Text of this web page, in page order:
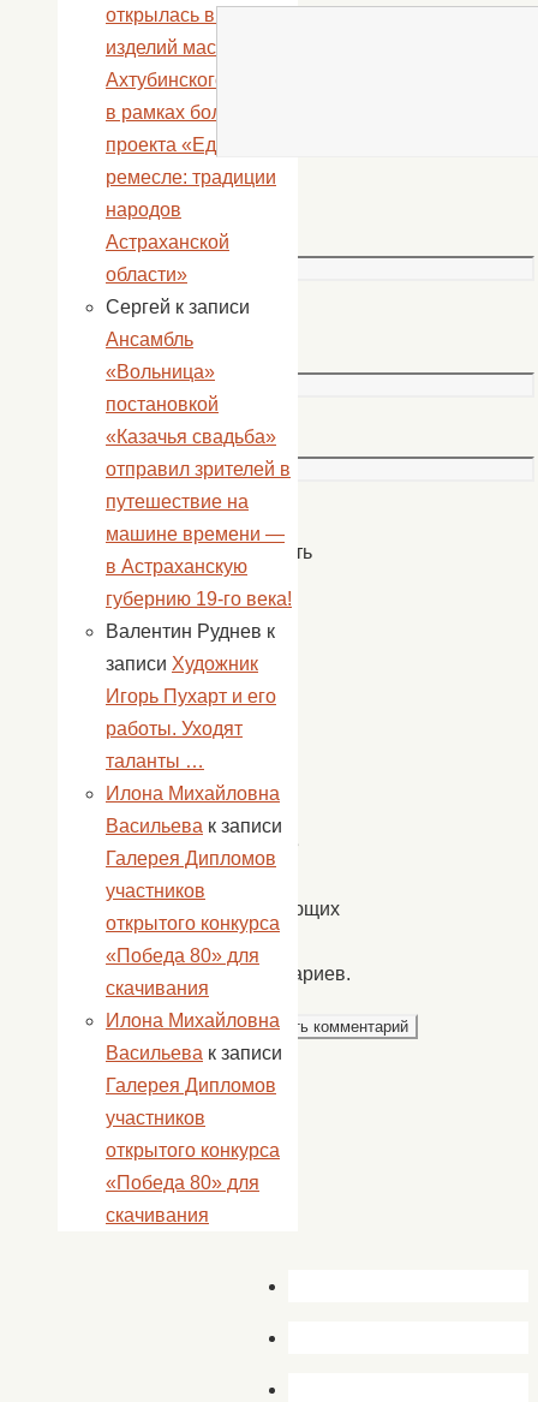
*
Email
Сайт
Сохранить
браузере
последующих
комментариев.
открылась выставка
изделий мастеров
Ахтубинского района
в рамках большого
проекта «Единство в
ремесле: традиции
народов
Астраханской
области»
Сергей к записи
Ансамбль
«Вольница»
постановкой
«Казачья свадьба»
отправил зрителей в
путешествие на
машине времени —
в Астраханскую
губернию 19-го века!
Валентин Руднев к
записи Художник
Игорь Пухарт и его
работы. Уходят
таланты …
Илона Михайловна
Васильева к записи
Галерея Дипломов
участников
открытого конкурса
«Победа 80» для
скачивания
Илона Михайловна
Васильева к записи
Галерея Дипломов
участников
открытого конкурса
«Победа 80» для
скачивания